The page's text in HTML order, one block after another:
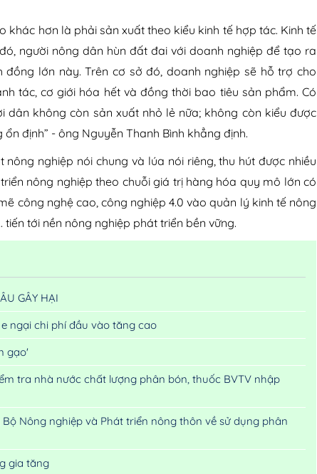
khác hơn là phải sản xuất theo kiểu kinh tế hợp tác. Kinh tế
người nông dân hùn đất đai với doanh nghiệp để tạo ra
lớn này. Trên cơ sở đó, doanh nghiệp sẽ hỗ trợ cho
tác, cơ giới hóa hết và đồng thời bao tiêu sản phẩm. Có
không còn sản xuất nhỏ lẻ nữa; không còn kiểu được
định” - ông Nguyễn Thanh Bình khẳng định.
nghiệp nói chung và lúa nói riêng, thu hút được nhiều
nông nghiệp theo chuỗi giá trị hàng hóa quy mô lớn có
công nghệ cao, công nghiệp 4.0 vào quản lý kinh tế nông
tới nền nông nghiệp phát triển bền vững.
GÂY HẠI
ngại chi phí đầu vào tăng cao
gạo'
tra nhà nước chất lượng phân bón, thuốc BVTV nhập
Nông nghiệp và Phát triển nông thôn về sử dụng phân
gia tăng